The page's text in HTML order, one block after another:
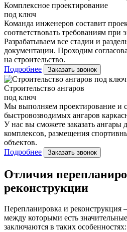
Комплексное проектирование
под ключ
Команда инженеров составит
соответствовать требованиям при
Разрабатываем все стадии и
документации. Проходим
на строительство.
Подробнее
Заказать звонок
Строительство ангаров
под ключ
Мы выполняем проектирование и
быстровозводимых ангаров
У нас вы сможете заказать ангары
комплексов, размещения
объектов.
Подробнее
Заказать звонок
Отличия
реконструкции
Перепланировка и реконструкция
между которыми есть
заключаются в таких особенностях: